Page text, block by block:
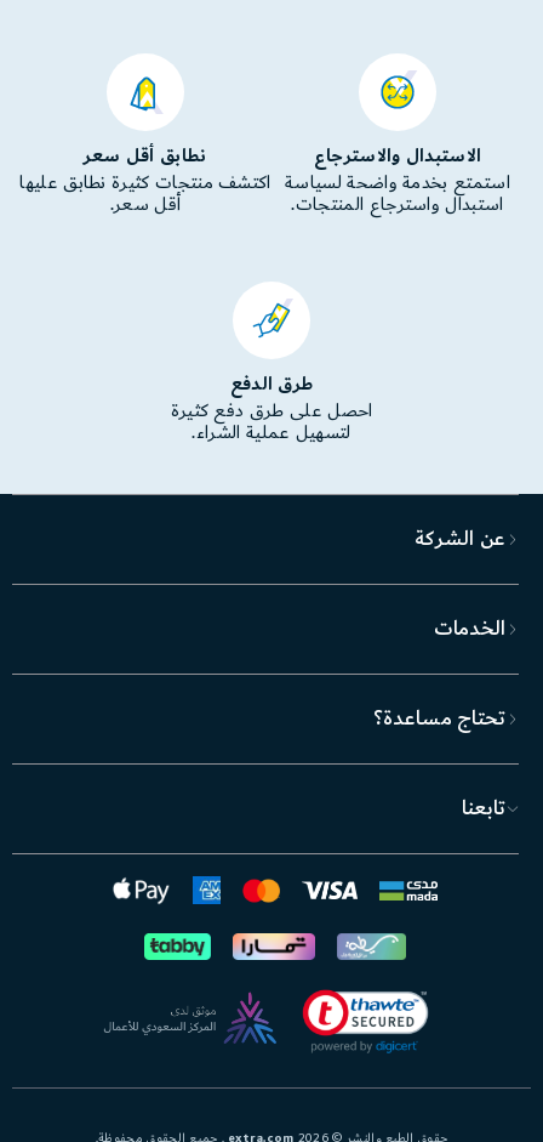
الاستبدال والاسترجاع
استمتع بخدمة واضحة لسياسة
استبدال واسترجاع المنتجات.
نطابق أقل سعر
اكتشف منتجات كثيرة نطابق عليها
أقل سعر.
طرق الدفع
احصل على طرق دفع كثيرة
لتسهيل عملية الشراء.
عن الشركة
الخدمات
تحتاج مساعدة؟
تابعنا